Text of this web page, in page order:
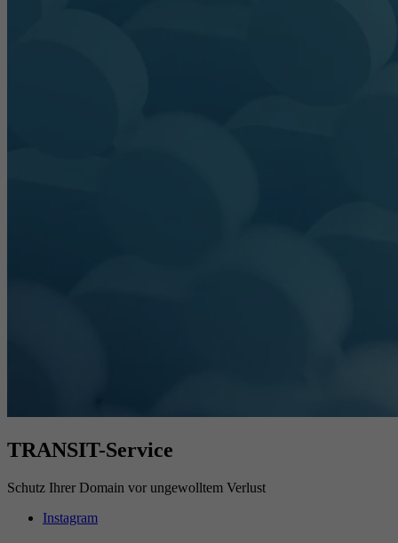
TRANSIT-Service
Schutz Ihrer Domain vor ungewolltem Verlust
Instagram